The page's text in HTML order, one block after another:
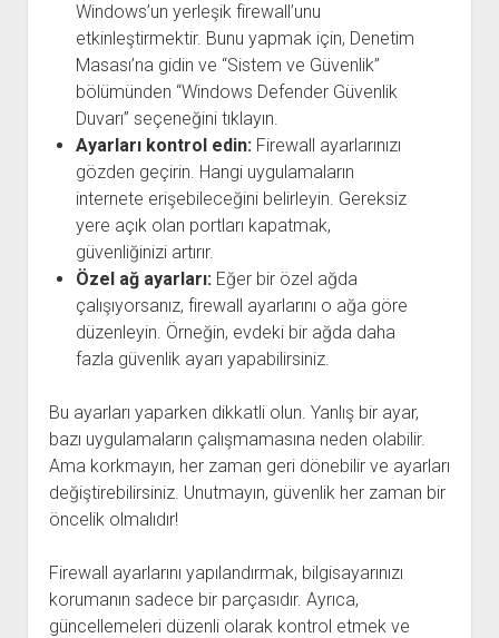
Windows’un yerleşik firewall’unu
etkinleştirmektir. Bunu yapmak için, Denetim
Masası’na gidin ve “Sistem ve Güvenlik”
bölümünden “Windows Defender Güvenlik
Duvarı” seçeneğini tıklayın.
Ayarları kontrol edin:Firewall ayarlarınızı
gözden geçirin. Hangi uygulamaların
internete erişebileceğini belirleyin. Gereksiz
yere açık olan portları kapatmak,
güvenliğinizi artırır.
Özel ağ ayarları:Eğer bir özel ağda
çalışıyorsanız, firewall ayarlarını o ağa göre
düzenleyin. Örneğin, evdeki bir ağda daha
fazla güvenlik ayarı yapabilirsiniz.
Bu ayarları yaparken dikkatli olun. Yanlış bir ayar,
bazı uygulamaların çalışmamasına neden olabilir.
Ama korkmayın, her zaman geri dönebilir ve ayarları
değiştirebilirsiniz. Unutmayın, güvenlik her zaman bir
öncelik olmalıdır!
Firewall ayarlarını yapılandırmak, bilgisayarınızı
korumanın sadece bir parçasıdır. Ayrıca,
güncellemeleri düzenli olarak kontrol etmek ve